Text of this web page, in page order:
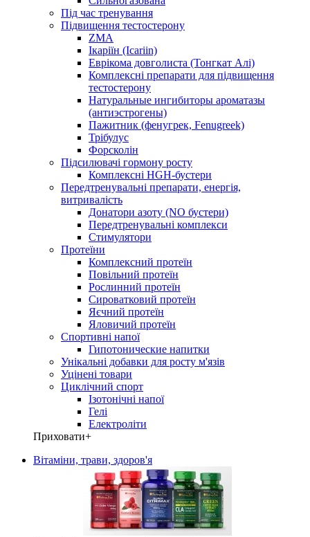
Під час тренування
Підвищення тестостерону
ZMA
Ікаріїн (Icariin)
Еврікома довголиста (Тонгкат Алі)
Комплексні препарати для підвищення
тестостерону
Натуральные ингибиторы ароматазы
(антиэстрогены)
Пажитник (фенугрек, Fenugreek)
Трібулус
Форсколін
Підсилювачі гормону росту
Комплексні HGH-бустери
Передтренувальні препарати, енергія,
витривалість
Донатори азоту (NO бустери)
Передтренувальні комплекси
Стимулятори
Протеїни
Комплексний протеїн
Повільний протеїн
Рослинний протеїн
Сироватковий протеїн
Яєчний протеїн
Яловичий протеїн
Спортивні напої
Гипотонические напитки
Унікальні добавки для росту м'язів
Уцінені товари
Циклічний спорт
Ізотонічні напої
Гелі
Електроліти
Приховати+
Вітаміни, трави, здоров'я